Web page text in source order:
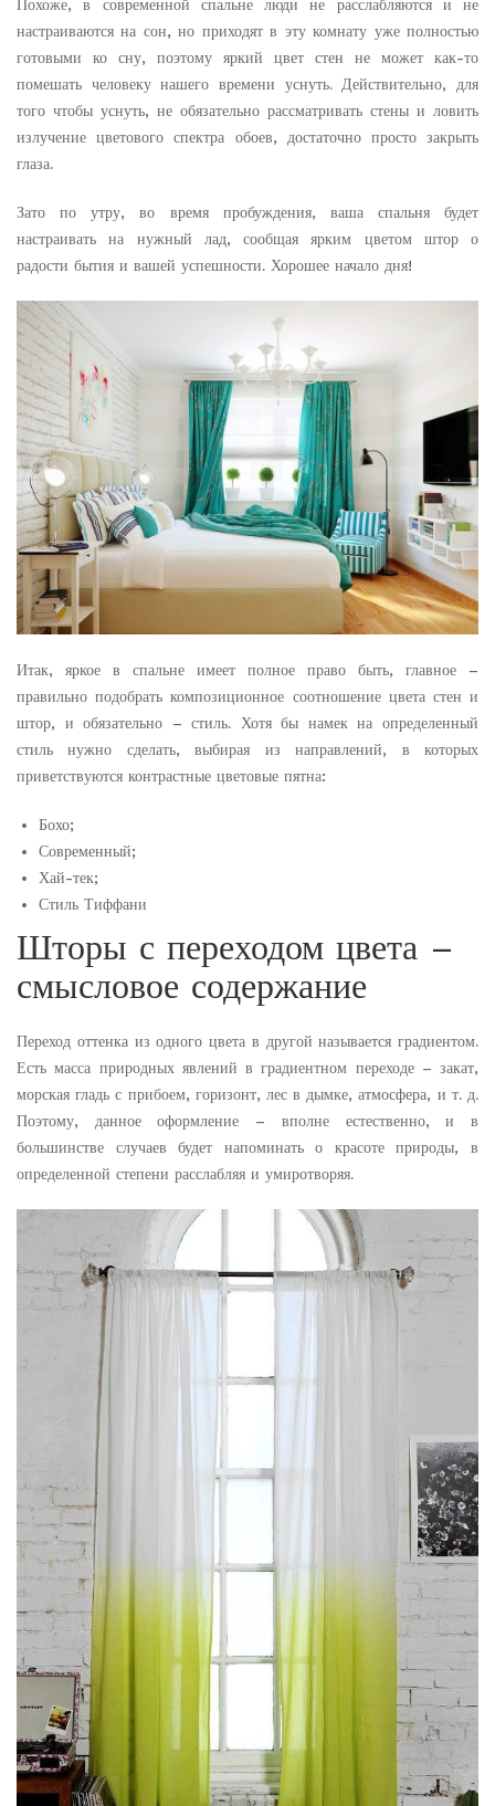
Похоже, в современной спальне люди не расслабляются и не
настраиваются на сон, но приходят в эту комнату уже полностью
готовыми ко сну, поэтому яркий цвет стен не может как-то
помешать человеку нашего времени уснуть. Действительно, для
того чтобы уснуть, не обязательно рассматривать стены и ловить
излучение цветового спектра обоев, достаточно просто закрыть
глаза.
Зато по утру, во время пробуждения, ваша спальня будет
настраивать на нужный лад, сообщая ярким цветом штор о
радости бытия и вашей успешности. Хорошее начало дня!
Итак, яркое в спальне имеет полное право быть, главное –
правильно подобрать композиционное соотношение цвета стен и
штор, и обязательно – стиль. Хотя бы намек на определенный
стиль нужно сделать, выбирая из направлений, в которых
приветствуются контрастные цветовые пятна:
Бохо;
Современный;
Хай-тек;
Стиль Тиффани
Шторы с переходом цвета –
смысловое содержание
Переход оттенка из одного цвета в другой называется градиентом.
Есть масса природных явлений в градиентном переходе – закат,
морская гладь с прибоем, горизонт, лес в дымке, атмосфера, и т. д.
Поэтому, данное оформление – вполне естественно, и в
большинстве случаев будет напоминать о красоте природы, в
определенной степени расслабляя и умиротворяя.